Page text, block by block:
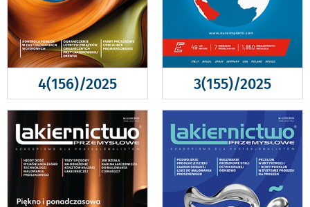
4(156)/2025 3(155)/2025